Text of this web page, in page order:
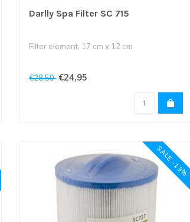
Darlly Spa Filter SC 715
Filter element, 17 cm x 12 cm
Bovenkant is gesloten, onderkant is 3,8
€28,50 €24,95
SALE -13%